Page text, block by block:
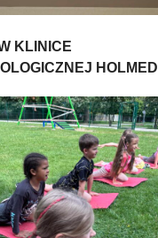
KLINICE
HOLMED